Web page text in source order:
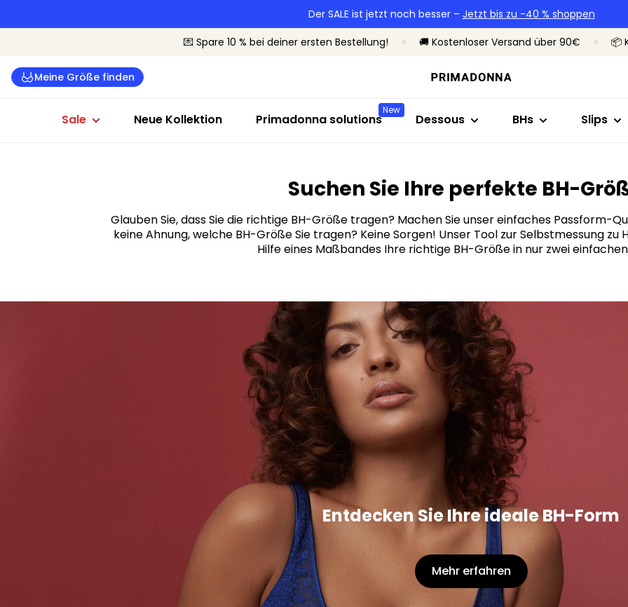
Der SALE ist jetzt noch besser – Jetzt bis zu -40 % shoppen
💌 Spare 10 % bei deiner ersten Bestellung!
🚚 Kostenloser Versand über 90€ 📦
Meine Größe finden
Sale
Alle Dessous
BHs
Badeanzüge Sale
Bikinis
Sale nach Größe
Neue Kollektion
New
Primadonna solutions Dessous
Shop nach Stil
Slips
Shapewear
Shop nach Kollektion
Primadonna Twist
Bestseller
BHs
Shop nach Größe
I bis M
Alle BHs
Slips
Shop
Strings
Alle slips
Suchen Sie Ihre perfekte BH-
Glauben Sie, dass Sie die richtige BH-Größe tragen? Machen Sie unser einfaches Passform-
keine Ahnung, welche BH-Größe Sie tragen? Keine Sorgen! Unser Tool zur Selbstmessung zu
Hilfe eines Maßbandes Ihre richtige BH-Größe in nur zwei
Quiz und finden Sie Ihre ideale
BH-Größe
Messen
einem
Messung beginnen
Entdecken Sie Ihre ideale BH-Form
Mehr erfahren